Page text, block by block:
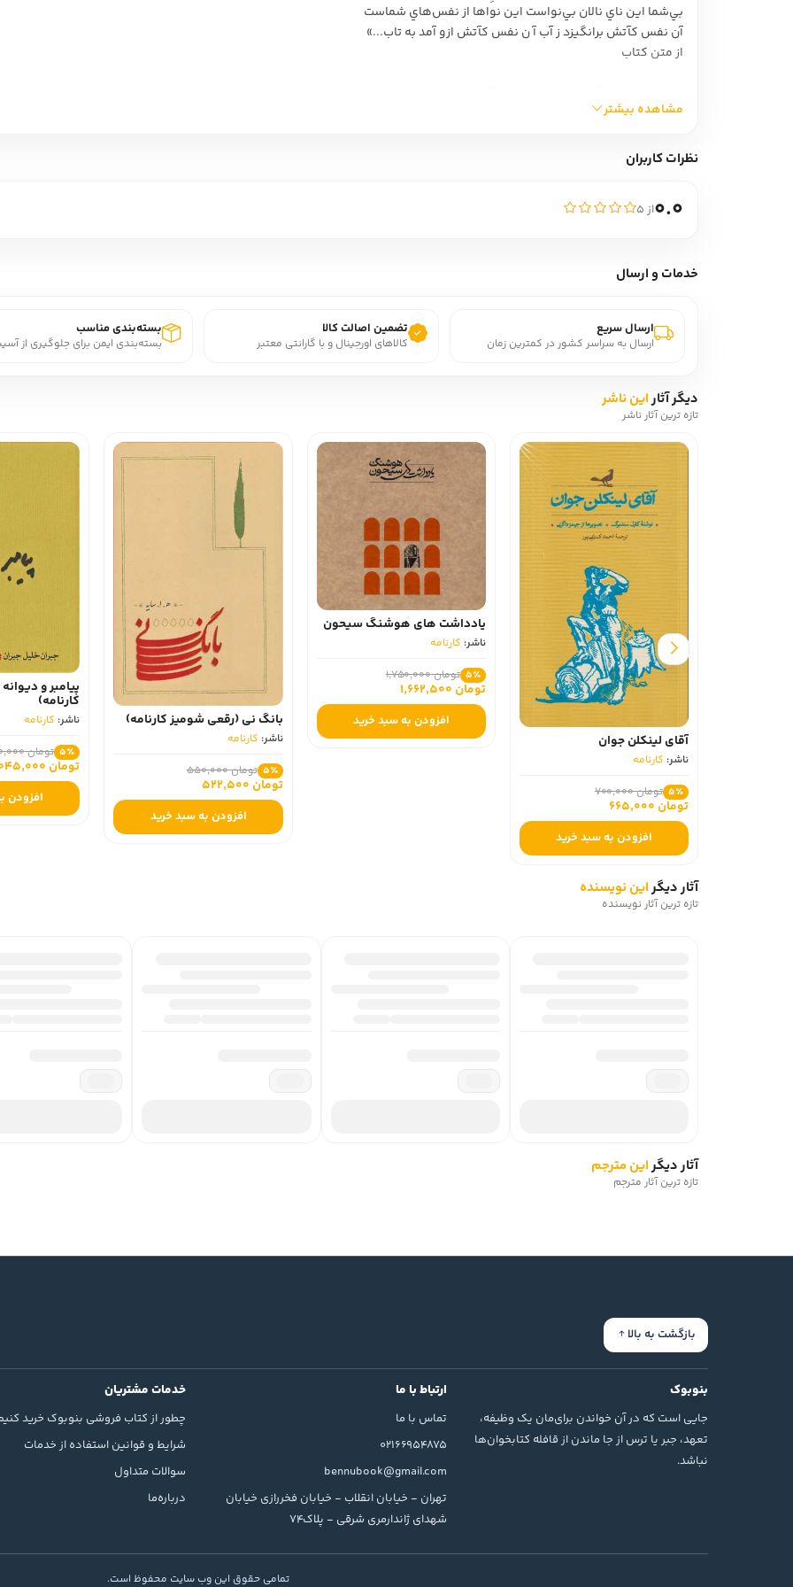
بي‌شما اين ناي نالان بي‌نواست اين نواها از نفس‌هاي شماست
آن نفس کآتش برانگيزد ز آب آ ن نفس کآتش ازو آمد به تاب...»
از متن کتاب
شده بود. اشعار اين مثنوي بارها از سوي شاعر مورد بازبيني قرار گرفته است.
سايه درباره اين مثنوي گفته است؛«اين کتاب، شعر بلندي است که سال‌ها قبل نوشته‌ام و طي سال‌ها اضافاتي هم داشته است. ولي
دربار? شاعر: هوشنگ ابتهاج (1306) شاعر ايراني.
مشاهده بیشتر
نظرات کاربران
0.0از ۵
خدمات و ارسال
ارسال سریع
ارسال به سراسر کشور در کمترین زمان
تضمین اصالت کالا
کالاهای اورجینال و با گارانتی معتبر
بسته‌بندی مناسب
بسته‌بندی ایمن برای جلوگیری از
دیگر آثاراین ناشر
تازه ترین آثار ناشر
آقای لینکلن جوان
ناشر: کارنامه
5٪ تومان 700,000
تومان 665,000
افزودن به سبد خرید
یادداشت‌ های هوشنگ سیحون
ناشر: کارنامه
5٪ تومان 1,750,000
تومان 1,662,500
افزودن به سبد خرید بانگ نی (رقعی شومیز کارنامه)
ناشر: کارنامه
5٪ تومان 550,000
تومان 522,500
افزودن به سبد خرید
پیامبر و
کارنامه)
ناشر: کارنامه
5٪ تومان 1,100,000
تومان 1,045,000
افزودن
آثار دیگراین نویسنده
تازه ترین آثار نویسنده
آثار دیگر این مترجم
تازه ترین آثار مترجم
بازگشت به بالا
بنوبوک
جایی است که در آن خواندن برای‌مان یک وظیفه،
تعهد، جبر یا ترس از جا ماندن از قافله کتابخوان‌ها
نباشد.
ارتباط با ما
تماس با ما
02166954875
bennubook@gmail.com
تهران - خیابان انقلاب - خیابان فخررازی خیابان
شهدای ژاندارمری شرقی - پلاک74
خدمات مشتریان
چطور از کتاب فروشی بنوبوک خرید
شرایط و قوانین استفاده از خدمات
سوالات متداول
درباره‌ما
تمامی حقوق این وب سایت محفوظ است.